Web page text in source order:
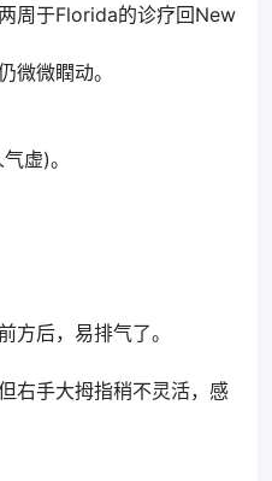
周于Florida的诊疗回New
微微瞤动。
虚)。
方后，易排气了。
右手大拇指稍不灵活，感